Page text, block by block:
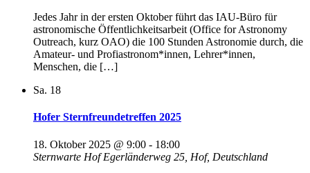
Jedes Jahr in der ersten Oktober führt das IAU-Büro für
astronomische Öffentlichkeitsarbeit (Office for Astronomy
Outreach, kurz OAO) die 100 Stunden Astronomie durch, die
Amateur- und Profiastronom*innen, Lehrer*innen,
Menschen, die […]
Sa. 18
Hofer Sternfreundetreffen 2025
18. Oktober 2025 @ 9:00 - 18:00
Sternwarte HofEgerländerweg 25, Hof, Deutschland